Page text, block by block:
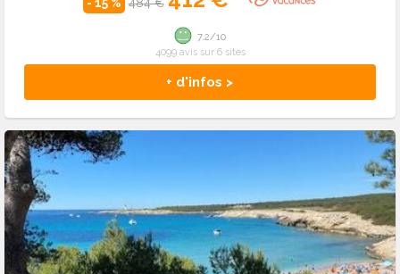
+ d'infos >
7.2/10
4099 avis sur 6 sites